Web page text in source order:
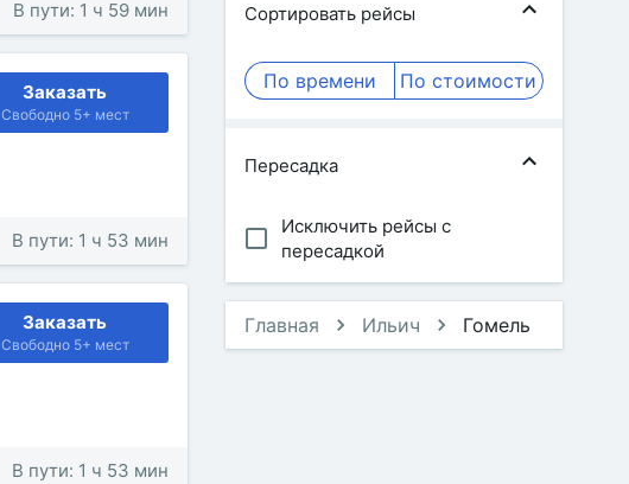
В пути: 1 ч 59 мин
Заказать
Свободно 5+ мест
В пути: 1 ч 53 мин
Заказать
Свободно 5+ мест
В пути: 1 ч 53 мин
Сортировать рейсы
По времени По стоимости
Пересадка
Исключить рейсы с
пересадкой
Главная Ильич Гомель